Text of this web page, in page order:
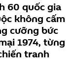
60 quốc gia
không cấm
cưỡng bức
1974, từng
tranh